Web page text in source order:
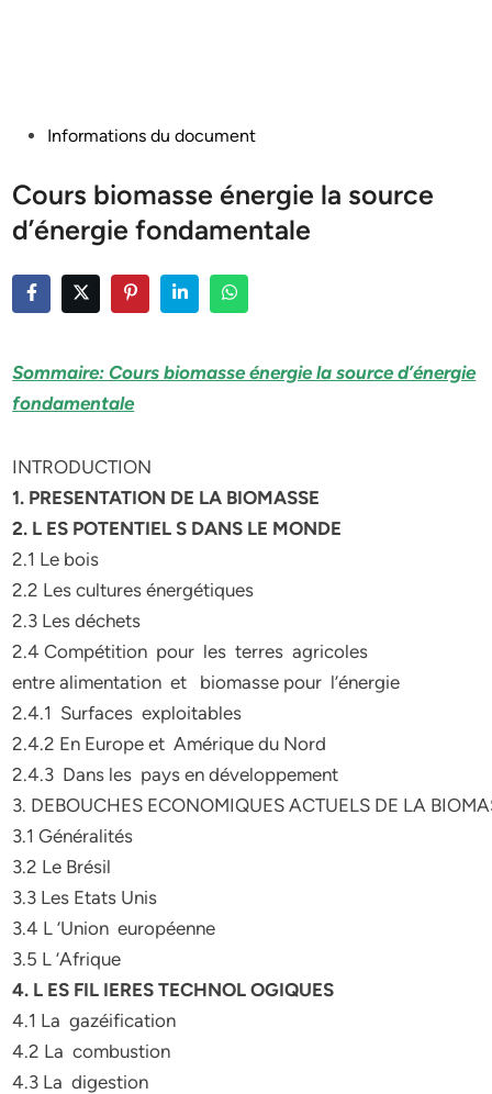
PostedInformations du document
Cours biomasse ­énergie la source
d’énergie fondamentale
Sommaire: Cours biomasse ­énergie la source d’énergie
fondamentale
INTRODUCTION
1. PRESENTATION DE LA BIOMASSE
2. L ES POTENTIEL S DANS LE MONDE
2.1 Le bois
2.2 Les cultures énergétiques
2.3 Les déchets
2.4 Compétition pour les terres agricoles
entre alimentation et biomasse pour l’énergie
2.4.1 Surfaces exploitables
2.4.2 En Europe et Amérique du Nord
2.4.3 Dans les pays en développement
3. DEBOUCHES ECONOMIQUES ACTUELS DE LA
3.1 Généralités
3.2 Le Brésil
3.3 Les Etats­ Unis
3.4 L ’Union européenne
3.5 L ’Afrique
4. L ES FIL IERES TECHNOL OGIQUES
4.1 La gazéification
4.2 La combustion
4.3 La digestion